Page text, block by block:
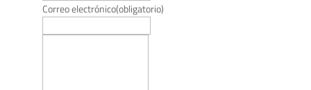
Correo electrónico(obligatorio)